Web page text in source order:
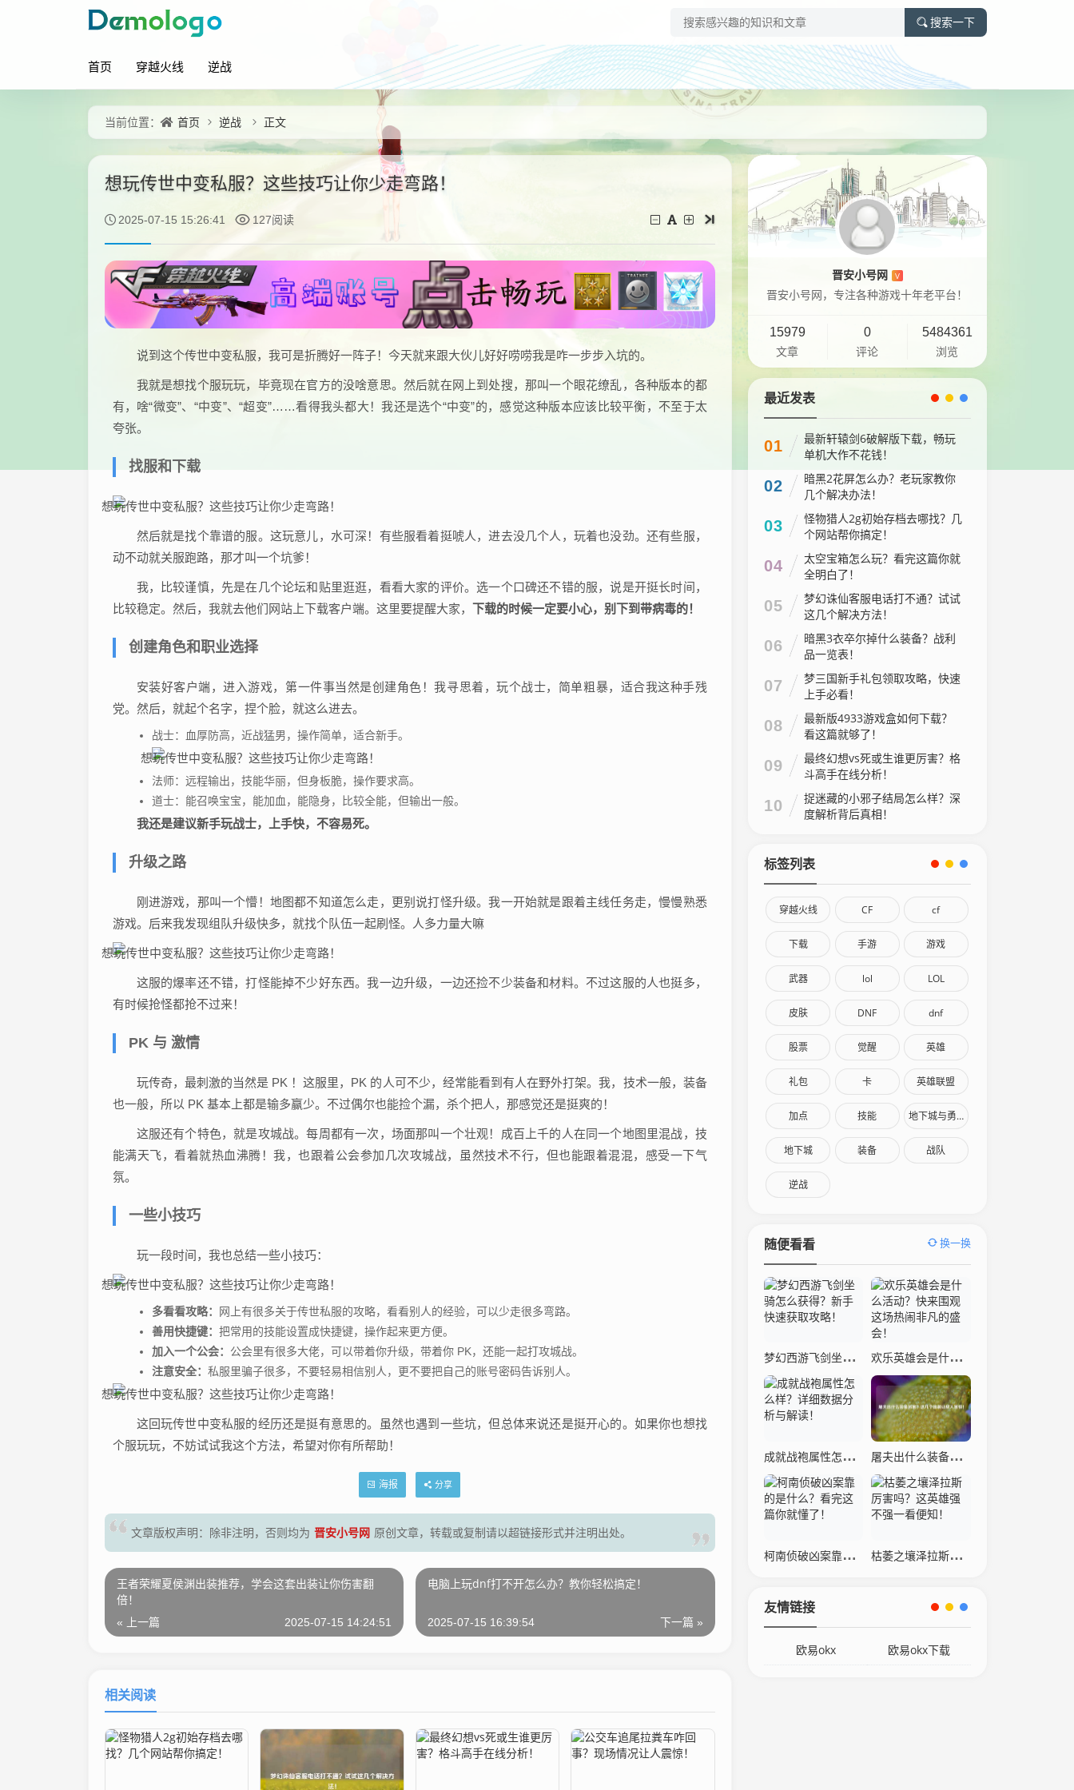
搜索一下
首页 穿越火线 逆战
当前位置： 首页 逆战 正文
想玩传世中变私服？这些技巧让你少走弯路！
2025-07-15 15:26:41 127阅读
说到这个传世中变私服，我可是折腾好一阵子！今天就来跟大伙儿好好唠唠我是咋一步步入坑的。
我就是想找个服玩玩，毕竟现在官方的没啥意思。然后就在网上到处搜，那叫一个眼花缭乱，各种版本的都
有，啥“微变”、“中变”、“超变”……看得我头都大！我还是选个“中变”的，感觉这种版本应该比较平衡，不至于太
夸张。
找服和下载
然后就是找个靠谱的服。这玩意儿，水可深！有些服看着挺唬人，进去没几个人，玩着也没劲。还有些服，
动不动就关服跑路，那才叫一个坑爹！
我，比较谨慎，先是在几个论坛和贴里逛逛，看看大家的评价。选一个口碑还不错的服，说是开挺长时间，
比较稳定。然后，我就去他们网站上下载客户端。这里要提醒大家， 下载的时候一定要小心，别下到带病毒的！
创建角色和职业选择
安装好客户端，进入游戏，第一件事当然是创建角色！我寻思着，玩个战士，简单粗暴，适合我这种手残
党。然后，就起个名字，捏个脸，就这么进去。
战士：血厚防高，近战猛男，操作简单，适合新手。
法师：远程输出，技能华丽，但身板脆，操作要求高。
道士：能召唤宝宝，能加血，能隐身，比较全能，但输出一般。
我还是建议新手玩战士，上手快，不容易死。
升级之路
刚进游戏，那叫一个懵！地图都不知道怎么走，更别说打怪升级。我一开始就是跟着主线任务走，慢慢熟悉
游戏。后来我发现组队升级快多，就找个队伍一起刷怪。人多力量大嘛
这服的爆率还不错，打怪能掉不少好东西。我一边升级，一边还捡不少装备和材料。不过这服的人也挺多，
有时候抢怪都抢不过来！
PK 与 激情
玩传奇，最刺激的当然是 PK ！这服里，PK 的人可不少，经常能看到有人在野外打架。我，技术一般，装备
也一般，所以 PK 基本上都是输多赢少。不过偶尔也能捡个漏，杀个把人，那感觉还是挺爽的！
这服还有个特色，就是攻城战。每周都有一次，场面那叫一个壮观！成百上千的人在同一个地图里混战，技
能满天飞，看着就热血沸腾！我，也跟着公会参加几次攻城战，虽然技术不行，但也能跟着混混，感受一下气
氛。
一些小技巧
玩一段时间，我也总结一些小技巧：
多看看攻略：
网上有很多关于传世私服的攻略，看看别人的经验，可以少走很多弯路。
善用快捷键： 把常用的技能设置成快捷键，操作起来更方便。
加入一个公会： 公会里有很多大佬，可以带着你升级，带着你 PK，还能一起打攻城战。
注意安全： 私服里骗子很多，不要轻易相信别人，更不要把自己的账号密码告诉别人。
这回玩传世中变私服的经历还是挺有意思的。虽然也遇到一些坑，但总体来说还是挺开心的。如果你也想找
个服玩玩，不妨试试我这个方法，希望对你有所帮助！
海报 分享
文章版权声明：除非注明，否则均为 晋安小号网 原创文章，转载或复制请以超链接形式并注明出处。
王者荣耀夏侯渊出装推荐，学会这套出装让你伤害翻
倍！
« 上一篇 2025-07-15 14:24:51
电脑上玩dnf打不开怎么办？教你轻松搞定！
下一篇 »
2025-07-15 16:39:54
相关阅读
晋安小号网 V
晋安小号网，专注各种游戏十年老平台！
15979
文章
0
评论
5484361
浏览
最近发表
01
最新轩辕剑6破解版下载，畅玩
单机大作不花钱！
02
暗黑2花屏怎么办？老玩家教你
几个解决办法！
03
怪物猎人2g初始存档去哪找？几
个网站帮你搞定！
04
太空宝箱怎么玩？看完这篇你就
全明白了！
05
梦幻诛仙客服电话打不通？试试
这几个解决方法！
06
暗黑3衣卒尔掉什么装备？战利
品一览表！
07
梦三国新手礼包领取攻略，快速
上手必看！
08
最新版4933游戏盒如何下载？
看这篇就够了！
09
最终幻想vs死或生谁更厉害？格
斗高手在线分析！
10
捉迷藏的小邪子结局怎么样？深
度解析背后真相！
标签列表
穿越火线 CF cf
下载 手游 游戏
武器 lol LOL
皮肤 DNF dnf
股票 觉醒 英雄
礼包 卡 英雄联盟
加点 技能 地下城与勇士
地下城 装备 战队
逆战
随便看看 换一换
梦幻西游飞剑坐骑怎么获得？新手快速获取攻略！ 欢乐英雄会是什么活动？快来围观这场热闹非凡的盛会！
成就战袍属性怎么样？详细数据分析与解读！ 屠夫出什么装备厉害？这几个出装让敌人害怕！
柯南侦破凶案靠的是什么？看完这篇你就懂了！ 枯萎之壤泽拉斯厉害吗？这英雄强不强一看便知！
友情链接
欧易okx 欧易okx下载